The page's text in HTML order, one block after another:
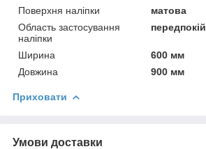
Поверхня наліпки
матова
Область застосування
наліпки
передпокій
Ширина
600 мм
Довжина
900 мм
Приховати
Умови доставки